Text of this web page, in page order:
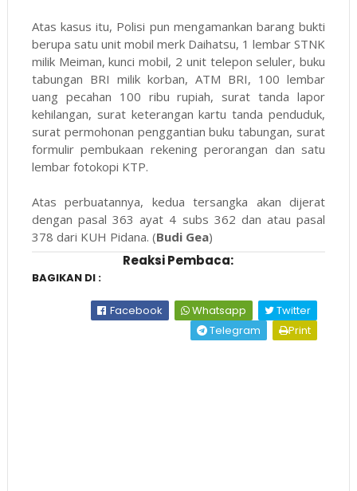
Atas kasus itu, Polisi pun mengamankan barang bukti
berupa satu unit mobil merk Daihatsu, 1 lembar STNK
milik Meiman, kunci mobil, 2 unit telepon seluler, buku
tabungan BRI milik korban, ATM BRI, 100 lembar
uang pecahan 100 ribu rupiah, surat tanda lapor
kehilangan, surat keterangan kartu tanda penduduk,
surat permohonan penggantian buku tabungan, surat
formulir pembukaan rekening perorangan dan satu
lembar fotokopi KTP.
Atas perbuatannya, kedua tersangka akan dijerat
dengan pasal 363 ayat 4 subs 362 dan atau pasal
378 dari KUH Pidana. (Budi Gea)
Reaksi Pembaca:
BAGIKAN DI :
Facebook Whatsapp
Twitter
Telegram
Print